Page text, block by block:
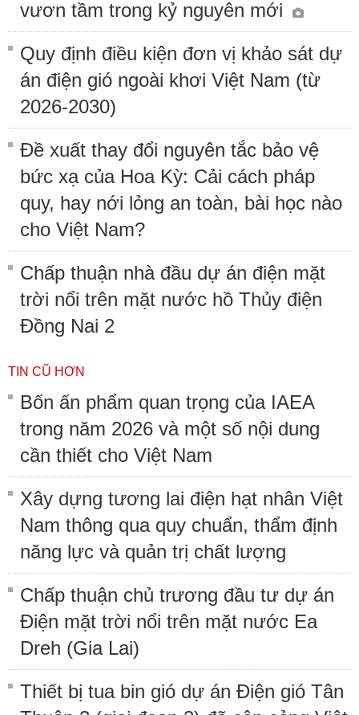
vươn tầm trong kỷ nguyên mới
Quy định điều kiện đơn vị khảo sát dự
án điện gió ngoài khơi Việt Nam (từ
2026-2030)
Đề xuất thay đổi nguyên tắc bảo vệ
bức xạ của Hoa Kỳ: Cải cách pháp
quy, hay nới lỏng an toàn, bài học nào
cho Việt Nam?
Chấp thuận nhà đầu dự án điện mặt
trời nổi trên mặt nước hồ Thủy điện
Đồng Nai 2
TIN CŨ HƠN
Bốn ấn phẩm quan trọng của IAEA
trong năm 2026 và một số nội dung
cần thiết cho Việt Nam
Xây dựng tương lai điện hạt nhân Việt
Nam thông qua quy chuẩn, thẩm định
năng lực và quản trị chất lượng
Chấp thuận chủ trương đầu tư dự án
Điện mặt trời nổi trên mặt nước Ea
Dreh (Gia Lai)
Thiết bị tua bin gió dự án Điện gió Tân